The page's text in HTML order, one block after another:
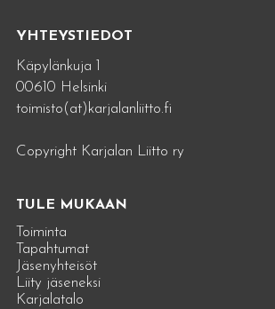
YHTEYSTIEDOT
Käpylänkuja 1
00610 Helsinki
toimisto(at)karjalanliitto.fi
Copyright Karjalan Liitto ry
TULE MUKAAN
Toiminta
Tapahtumat
Jäsenyhteisöt
Liity jäseneksi
Karjalatalo